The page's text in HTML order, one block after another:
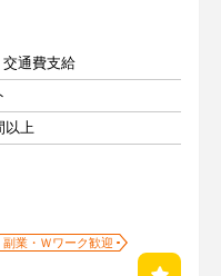
通費支給
以上
副業・Ｗワーク歓迎